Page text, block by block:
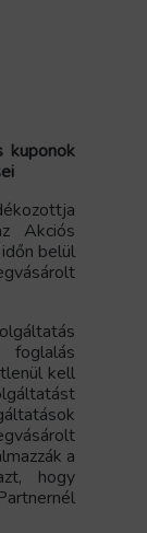
kuponok
Akciós
belül
kell
a
hogy